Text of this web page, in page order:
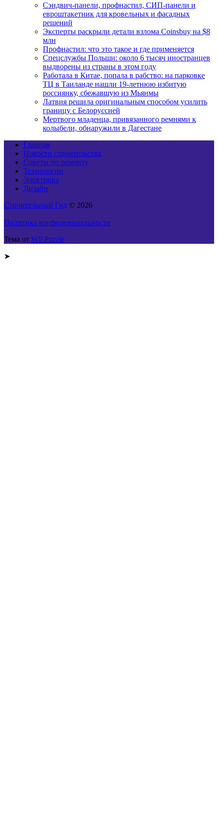
Сэндвич-панели, профнастил, СИП-панели и
евроштакетник для кровельных и фасадных
решений
Эксперты раскрыли детали взлома Coinsbuy на $8
млн
Профнастил: что это такое и где применяется
Спецслужбы Польши: около 6 тысяч иностранцев
выдворены из страны в этом году
Работала в Китае, попала в рабство: на парковке
ТЦ в Таиланде нашли 19-летнюю избитую
россиянку, сбежавшую из Мьянмы
Латвия решила оригинальным способом усилить
границу с Белоруссией
Мертвого младенца, привязанного ремнями к
колыбели, обнаружили в Дагестане
Главная
Новости строительства
Советы по ремонту
Технологии
Электрика
Дизайн
Строительный Гид © 2026
Политика конфиденциальности
Тема от WP Puzzle
➤